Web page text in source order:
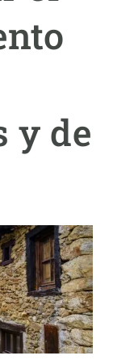
y de